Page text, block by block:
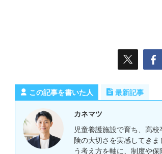
この記事を書いた人 最新記事
カネマツ
児童養護施設で育ち、高
険の大切さを実感してき
う考え方を軸に、制度や保